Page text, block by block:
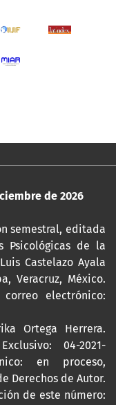
de 2026
semestral, editada
Psicológicas de la
Castelazo Ayala
Veracruz, México.
correo electrónico:
Ortega Herrera.
04-2021-
en proceso,
Derechos de Autor.
de este número: